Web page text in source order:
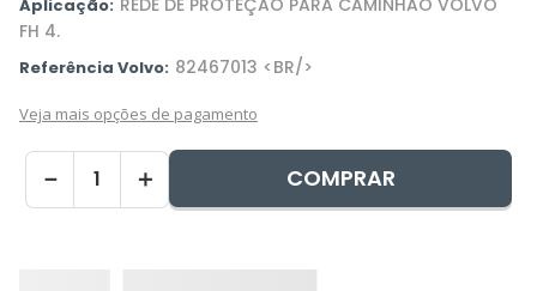
Aplicação: REDE DE PROTEÇÃO PARA CAMINHÃO VOLVO
FH 4.
Referência Volvo: 82467013 <BR/>
Veja mais opções de pagamento
＋
－ COMPRAR